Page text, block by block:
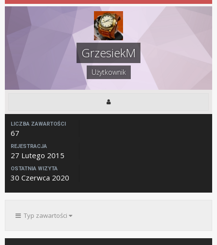
GrzesiekM
Użytkownik
LICZBA ZAWARTOŚCI
67
REJESTRACJA
27 Lutego 2015
OSTATNIA WIZYTA
30 Czerwca 2020
Typ zawartości